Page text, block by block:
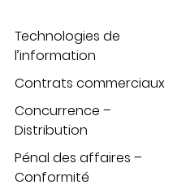
Technologies de
l’information
Contrats commerciaux
Concurrence –
Distribution
Pénal des affaires –
Conformité